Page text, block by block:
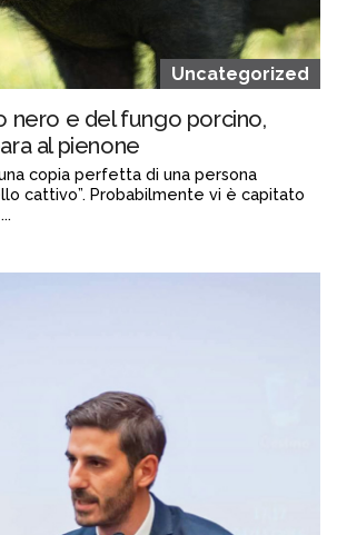
Uncategorized
nero e del fungo porcino,
al pienone
copia perfetta di una persona
cattivo”. Probabilmente vi è capitato